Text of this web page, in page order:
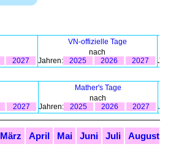
VN-offizielle Tage
2027
nach
Jahren:
2025 2026 2027
Mather's Tage
2027
nach
Jahren:
2025 2026 2027
März April Mai Juni Juli August